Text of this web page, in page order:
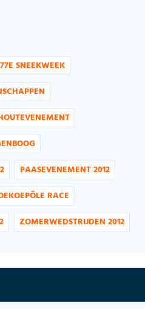
77E SNEEKWEEK
PAASEVENEMENT 2012
RACE
ZOMERWEDSTRIJDEN 2012